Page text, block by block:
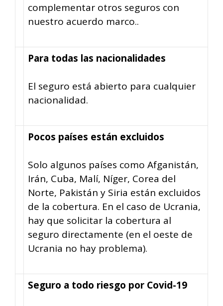
complementar otros seguros con
nuestro acuerdo marco..
Para todas las nacionalidades
El seguro está abierto para cualquier
nacionalidad.
Pocos países están excluidos
Solo algunos países como Afganistán,
Irán, Cuba, Malí, Níger, Corea del
Norte, Pakistán y Siria están excluidos
de la cobertura. En el caso de Ucrania,
hay que solicitar la cobertura al
seguro directamente (en el oeste de
Ucrania no hay problema).
Seguro a todo riesgo por Covid-19